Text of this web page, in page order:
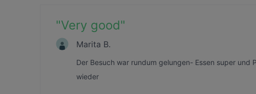
"Very good"
Marita B.
Der Besuch war rundum gelungen- Essen super
wieder